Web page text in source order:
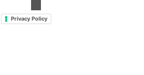
Privacy Policy